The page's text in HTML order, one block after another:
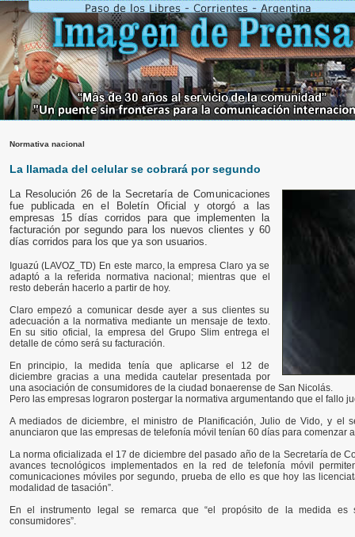
Normativa nacional
La llamada del celular se cobrará por segundo
La Resolución 26 de la Secretaría de Comunicaciones
fue publicada en el Boletín Oficial y otorgó a las
empresas 15 días corridos para que implementen la
facturación por segundo para los nuevos clientes y 60
días corridos para los que ya son usuarios.
Iguazú (LAVOZ_TD) En este marco, la empresa Claro ya se
adaptó a la referida normativa nacional; mientras que el
resto deberán hacerlo a partir de hoy.
Claro empezó a comunicar desde ayer a sus clientes su
adecuación a la normativa mediante un mensaje de texto.
En su sitio oficial, la empresa del Grupo Slim entrega el
detalle de cómo será su facturación.
En principio, la medida tenía que aplicarse el 12 de
diciembre gracias a una medida cautelar presentada por
una asociación de consumidores de la ciudad bonaerense de San Nicolás.
Pero las empresas lograron postergar la normativa argumentando que el fallo
A mediados de diciembre, el ministro de Planificación, Julio de Vido, y el
anunciaron que las empresas de telefonía móvil tenían 60 días para comenzar
La norma oficializada el 17 de diciembre del pasado año de la Secretaría de
avances tecnológicos implementados en la red de telefonía móvil
comunicaciones móviles por segundo, prueba de ello es que hoy las
modalidad de tasación”.
En el instrumento legal se remarca que “el propósito de la medida es
consumidores”.